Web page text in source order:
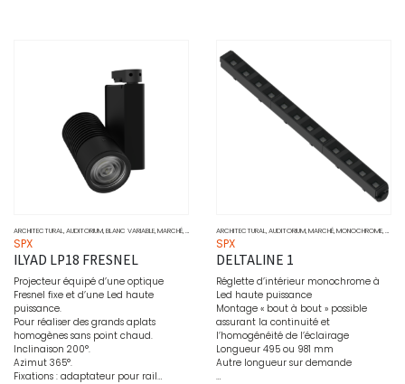
ARCHITECTURAL,AUDITORIUM,BLANC VARIABLE,MARCHÉ,MUSÉO PROJECTEURS,SOURCE,WALL WASHER
SPX
ILYAD LP18 FRESNEL
Projecteur équipé d’une optique
Fresnel fixe et d’une Led haute
puissance.
Pour réaliser des grands aplats
homogènes sans point chaud.
Inclinaison 200°.
Azimut 365°.
Fixations : adaptateur pour rail…
ARCHITECTURAL,AUDITORIUM,MARCHÉ,MONOCHROME,MUSÉO
SPX
DELTALINE 1
Réglette d’intérieur monochrome à
Led haute puissance
Montage « bout à bout » possible
assurant la continuité et
l’homogénéité de l’éclairage
Longueur 495 ou 981 mm
Autre longueur sur demande
…